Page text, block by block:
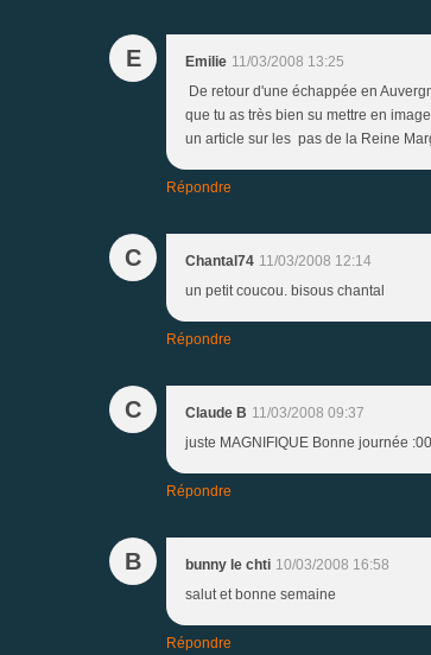
E Emilie 11/03/2008 13:25
De retour d'une échappée en
que tu as très bien su mettre en
un article sur les pas de la Reine
Répondre
C Chantal74 11/03/2008 12:14
un petit coucou. bisous chantal
Répondre
C Claude B 11/03/2008 09:37
juste MAGNIFIQUE Bonne journée
Répondre
B bunny le chti 10/03/2008 16:58
salut et bonne semaine
Répondre